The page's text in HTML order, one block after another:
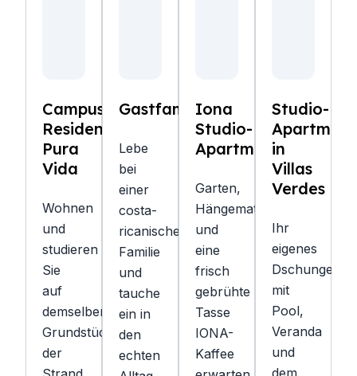
Campus
Residence
Pura
Vida
Wohnen
und
studieren
Sie
auf
demselben
Grundstück,
der
Gastfamilie
Lebe
bei
einer
costa-
ricanischen
Familie
und
tauche
ein in
den
echten
Iona
Studio-
Apartments
Garten,
Hängematte
und
eine
frisch
gebrühte
Tasse
IONA-
Kaffee
Studio-
in
Villas
Verdes
Ihr
eigenes
mit
Pool,
Veranda
und